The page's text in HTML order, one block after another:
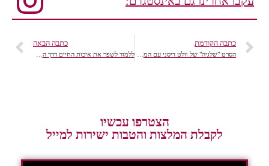
כתבה הקודמת כתבה הבאה
הצטרפו עכשיו
לקבלת המלצות והטבות ישירות למייל